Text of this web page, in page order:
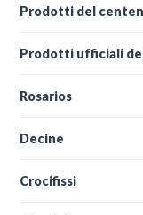
Prodotti del
Prodotti ufficiali
Rosarios
Decine
Crocifissi